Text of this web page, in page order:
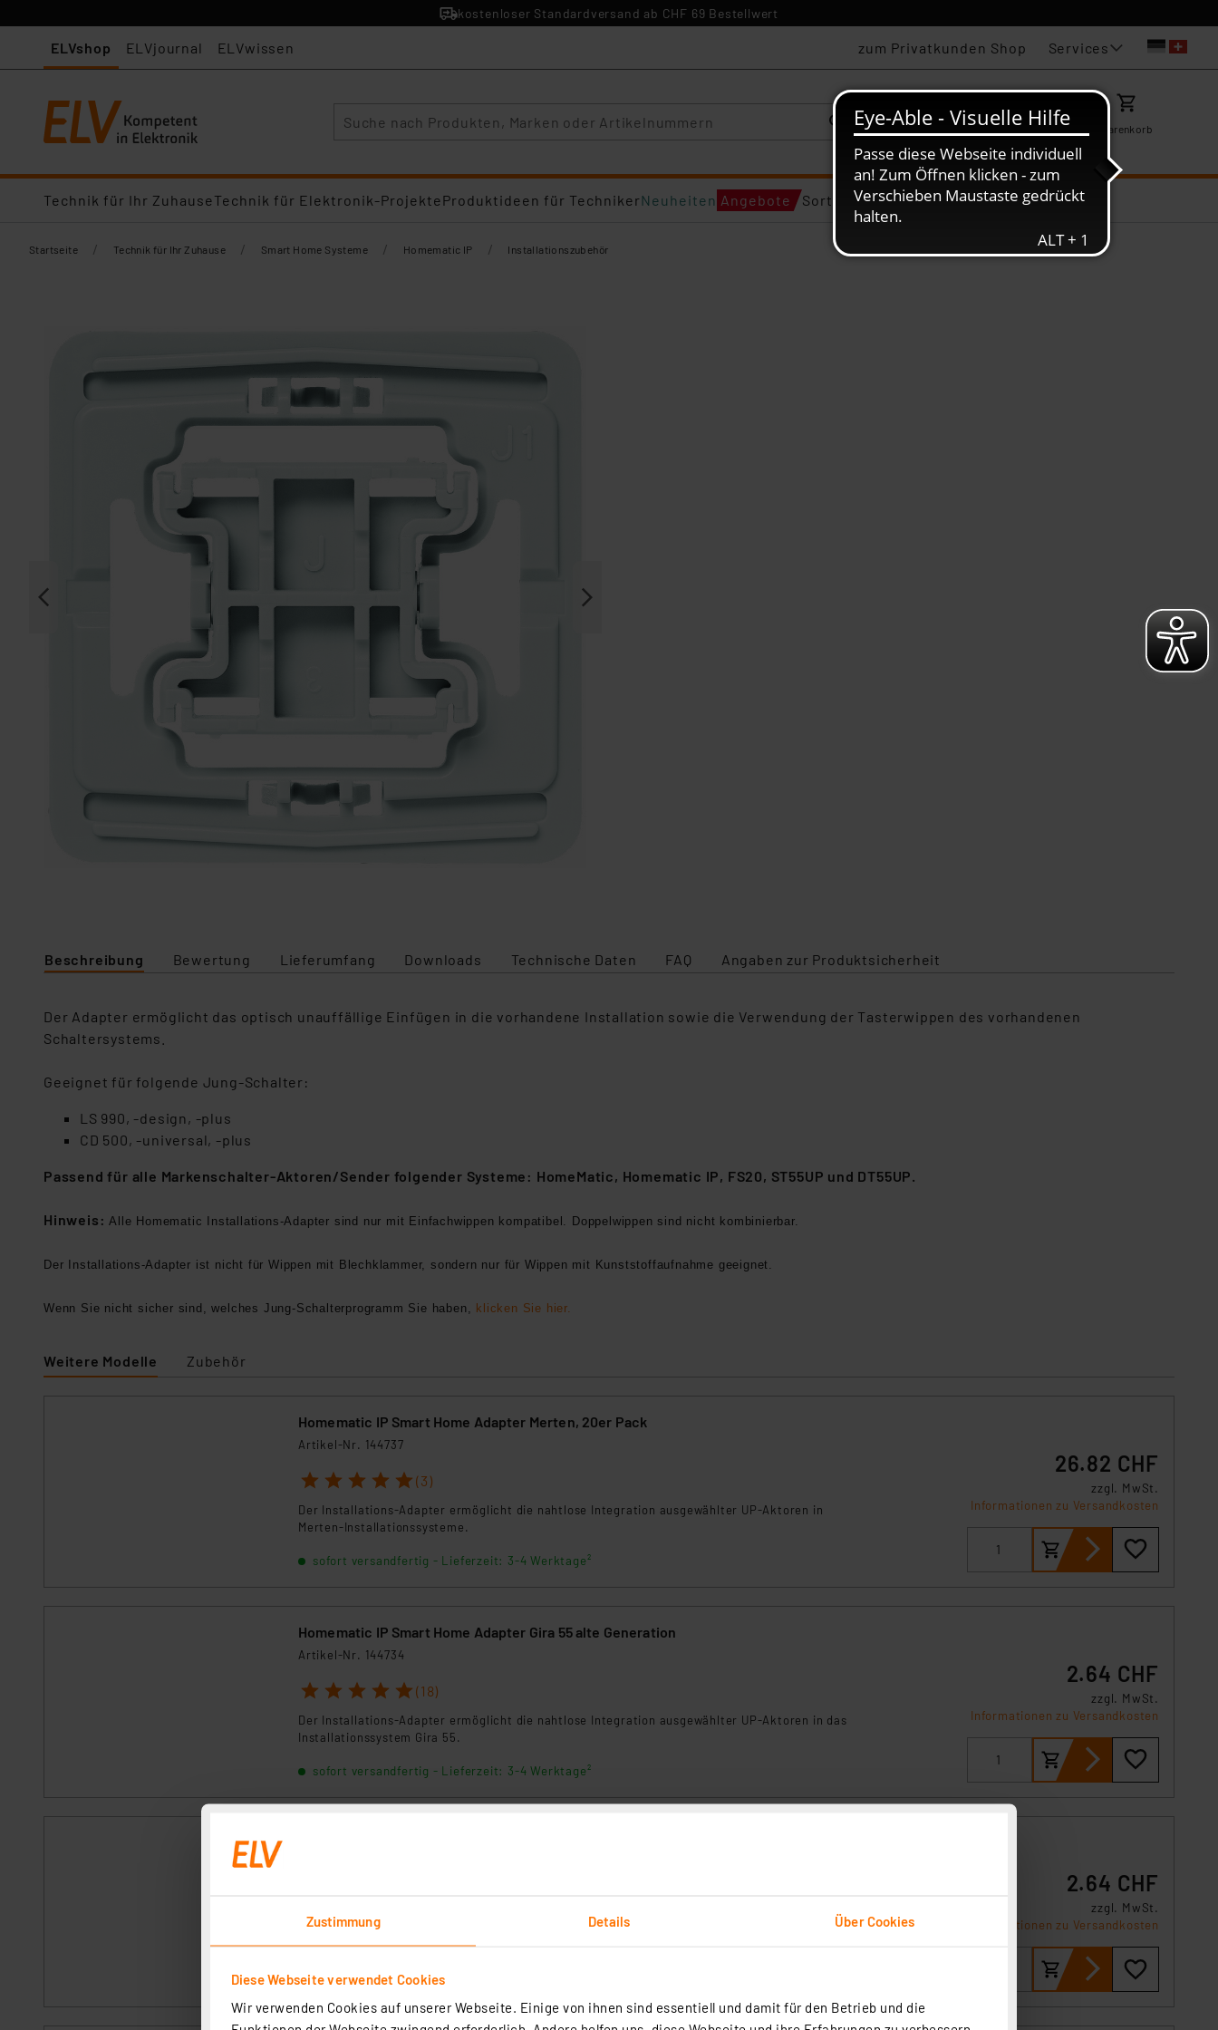
Zustimmung Details Über Cookies
Diese Webseite verwendet Cookies
Wir verwenden Cookies auf unserer Webseite. Einige von ihnen sind essentiell und damit für den Betrieb und die
kostenloser Standardversand ab CHF 69 Bestellwert
ELVshop ELVjournal ELVwissen zum Privatkunden Shop Services
KarriereMein ELV Merkzettel Warenkorb
Technik für Ihr ZuhauseTechnik für Elektronik-ProjekteProduktideen für TechnikerNeuheiten Angebote Sortiments-Deals
Startseite / Technik für Ihr Zuhause / Smart Home Systeme / Homematic IP / Installationszubehör
Beschreibung Bewertung Lieferumfang Downloads Technische Daten FAQ Angaben zur Produktsicherheit
Der Adapter ermöglicht das optisch unauffällige Einfügen in die vorhandene Installation sowie die Verwendung der Tasterwippen des vorhandenen
Schaltersystems.
Geeignet für folgende Jung-Schalter:
LS 990, -design, -plus
CD 500, -universal, -plus
Passend für alle Markenschalter-Aktoren/Sender folgender Systeme: HomeMatic, Homematic IP, FS20, ST55UP und DT55UP.
Hinweis: Alle Homematic Installations-Adapter sind nur mit Einfachwippen kompatibel. Doppelwippen sind nicht kombinierbar.
Der Installations-Adapter ist nicht für Wippen mit Blechklammer, sondern nur für Wippen mit Kunststoffaufnahme geeignet.
Wenn Sie nicht sicher sind, welches Jung-Schalterprogramm Sie haben, klicken Sie hier.
Weitere Modelle Zubehör
Homematic IP Smart Home Adapter Merten, 20er Pack
Artikel-Nr. 144737
1 2 3 4 5 (3)
Der Installations-Adapter ermöglicht die nahtlose Integration ausgewählter UP-Aktoren in
Merten-Installationssysteme.
sofort versandfertig - Lieferzeit: 3-4 Werktage²
26.82 CHF
zzgl. MwSt.
Informationen zu Versandkosten
Homematic IP Smart Home Adapter Gira 55 alte Generation
Artikel-Nr. 144734
1 2 3 4 5 (18)
Der Installations-Adapter ermöglicht die nahtlose Integration ausgewählter UP-Aktoren in das
Installationssystem Gira 55.
sofort versandfertig - Lieferzeit: 3-4 Werktage²
2.64 CHF
zzgl. MwSt.
Informationen zu Versandkosten
Der Installations-Adapter ermöglicht die nahtlose Integration ausgewählter UP-Aktoren in
Berker-Installationssysteme.
sofort versandfertig - Lieferzeit: 3-4 Werktage²
2.64 CHF
zzgl. MwSt.
Informationen zu Versandkosten